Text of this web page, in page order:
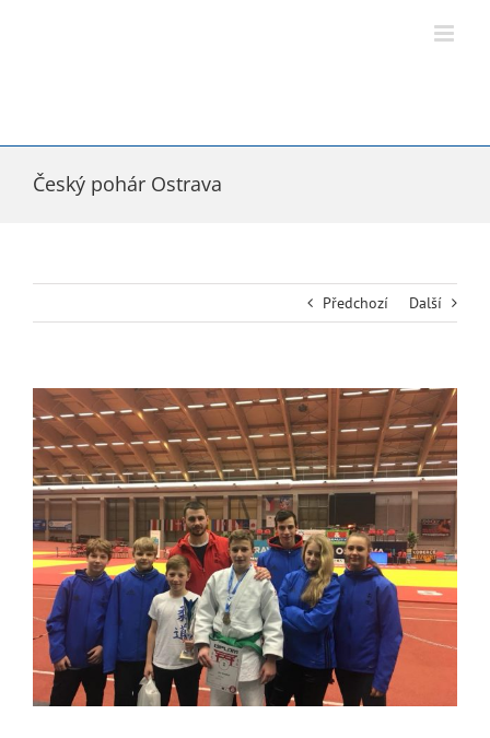
Český pohár Ostrava
Předchozí Další
Zobrazit
větší
obrázek